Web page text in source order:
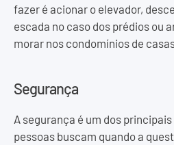
fazer é acionar o elevador,
escada no caso dos prédios ou
morar nos condomínios de
Segurança
A segurança é um dos
pessoas buscam quando a